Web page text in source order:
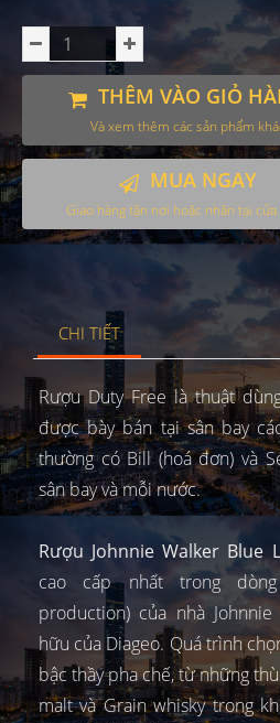
THÊM VÀO GIỎ
Và xem thêm các sản phẩm
MUA NGAY
Giao hàng tận nơi hoặc nhận tại cửa
CHI TIẾT
Rượu Duty Free là thuật
được bày bán tại sân bay
thường có Bill (hoá đơn) và
sân bay và mỗi nước.
Rượu Johnnie Walker Blue
cao cấp nhất trong
production) của nhà
hữu của Diageo. Quá trình
bậc thầy pha chế, từ những
malt và Grain whisky trong